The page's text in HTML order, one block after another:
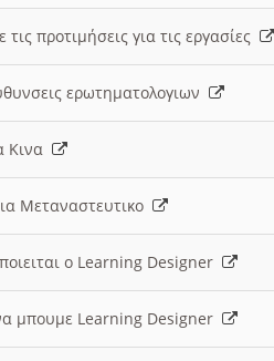
προτιμήσεις για τις εργασίες
ερωτηματολογιων
Κινα
Μεταναστευτικο
ο Learning Designer
μπουμε Learning Designer